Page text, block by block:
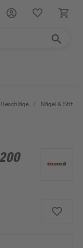
Beschläge / Nägel & Stifte